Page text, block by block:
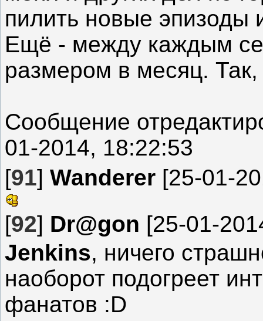
пилить новые эпизоды
Ещё - между каждым
размером в месяц.
Сообщение
01-2014, 18:22:53
[91] Wanderer [25-01-
[92] Dr@gon [25-01-
Jenkins, ничего
наоборот подогреет
фанатов :D